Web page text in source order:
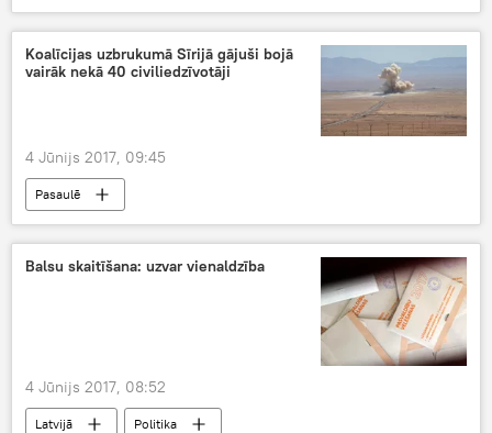
Koalīcijas uzbrukumā Sīrijā gājuši bojā
vairāk nekā 40 civiliedzīvotāji
4 Jūnijs 2017, 09:45
Pasaulē
Balsu skaitīšana: uzvar vienaldzība
4 Jūnijs 2017, 08:52
Latvijā Politika